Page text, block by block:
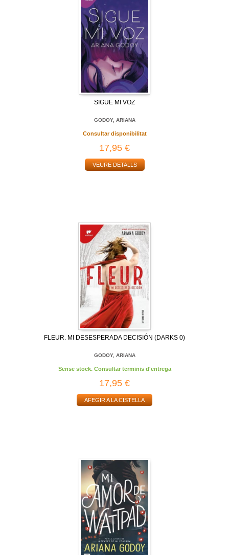
SIGUE MI VOZ
GODOY, ARIANA
Consultar disponibilitat
17,95 €
VEURE DETALLS
FLEUR. MI DESESPERADA DECISIÓN (DARKS 0)
GODOY, ARIANA
Sense stock. Consultar terminis d'entrega
17,95 €
AFEGIR A LA CISTELLA